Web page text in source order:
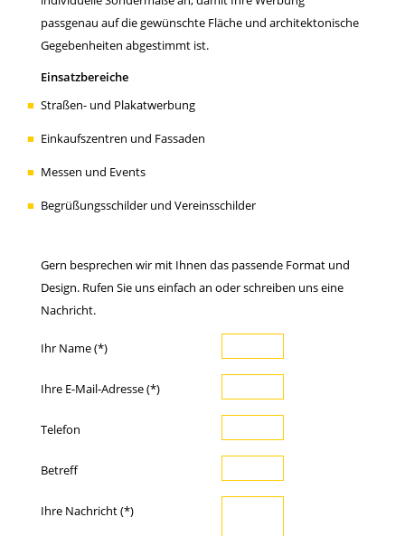
passgenau auf die gewünschte Fläche und architektonische
Gegebenheiten abgestimmt ist.
Einsatzbereiche
Straßen- und Plakatwerbung
Einkaufszentren und Fassaden
Messen und Events
Begrüßungsschilder und Vereinsschilder
Gern besprechen wir mit Ihnen das passende Format und
Design. Rufen Sie uns einfach an oder schreiben uns eine
Nachricht.
Ihr Name (*)
Ihre E-Mail-Adresse (*)
Telefon
Betreff
Ihre Nachricht (*)